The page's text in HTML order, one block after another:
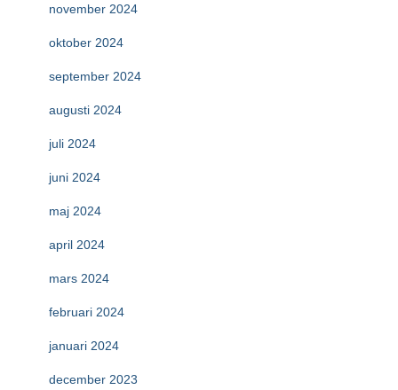
november 2024
oktober 2024
september 2024
augusti 2024
juli 2024
juni 2024
maj 2024
april 2024
mars 2024
februari 2024
januari 2024
december 2023